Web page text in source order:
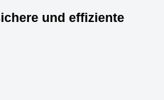
und effiziente